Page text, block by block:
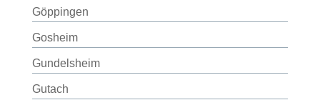
Göppingen
Gosheim
Gundelsheim
Gutach